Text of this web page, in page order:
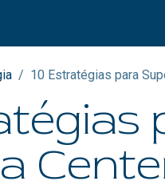
10 Estratégias para